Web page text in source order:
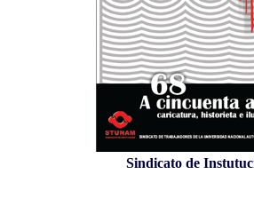
Sindicato de